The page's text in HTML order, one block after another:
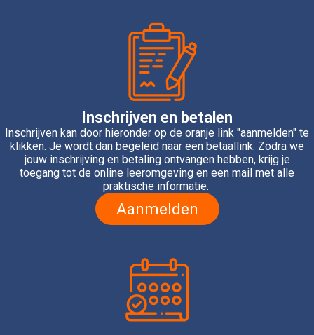
Inschrijven en betalen
Inschrijven kan door hieronder op de oranje link "aanmelden" te
klikken. Je wordt dan begeleid naar een betaallink. Zodra we
jouw inschrijving en betaling ontvangen hebben, krijg je
toegang tot de online leeromgeving en een mail met alle
praktische informatie.
Aanmelden